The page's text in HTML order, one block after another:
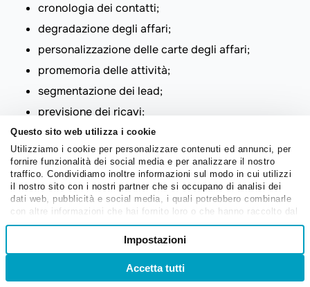
Questo sito web utilizza i cookie
Utilizziamo i cookie per personalizzare contenuti ed annunci, per
fornire funzionalità dei social media e per analizzare il nostro
traffico. Condividiamo inoltre informazioni sul modo in cui utilizzi
il nostro sito con i nostri partner che si occupano di analisi dei
dati web, pubblicità e social media, i quali potrebbero combinarle
con altre informazioni che hai fornito loro o che hanno raccolto dal
tuo utilizzo dei loro servizi.
Selezione
consenso
Preferenze
Impostazioni
Accetta tutti
cronologia dei contatti;
degradazione degli affari;
personalizzazione delle carte degli affari;
promemoria delle attività;
segmentazione dei lead;
previsione dei ricavi;
accorpamento dei dati duplicati.
Prezzi.La piattaforma ha una prova gratuita di 14 giorni
che ti consente di esplorare le sue funzionalità CRM.
Alla scadenza, avrai bisogno di un piano a pagamento
che ti costerà 13,69 euro per utente al mese, fatturato
annualmente. Il piano a pagamento più economico
include la gestione di lead e affari, pipeline
personalizzabili, un catalogo di prodotti, casella di
posta in entrata dei lead e altro ancora.